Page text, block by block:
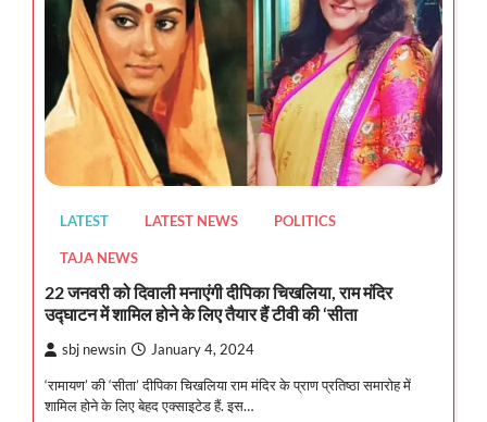
LATEST LATEST NEWS POLITICS
TAJA NEWS
22 जनवरी को दिवाली मनाएंगी दीपिका चिखलिया, राम मंदिर
उद्घाटन में शामिल होने के लिए तैयार हैं टीवी की ‘सीता
sbj newsin January 4, 2024
‘रामायण’ की ‘सीता’ दीपिका चिखलिया राम मंदिर के प्राण प्रतिष्ठा समारोह में
शामिल होने के लिए बेहद एक्साइटेड हैं. इस…